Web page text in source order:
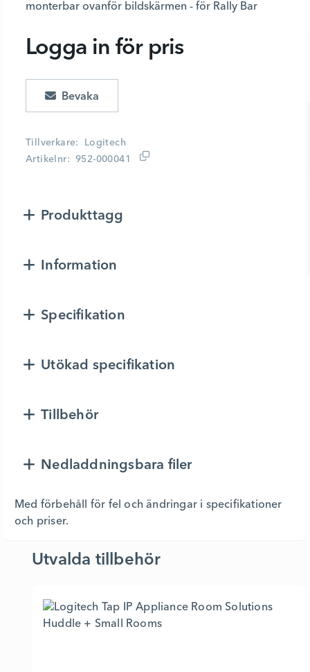
monterbar ovanför bildskärmen - för Rally Bar
Tillverkare
Logitech
Artikelnr
952-000041
Logga in för pris
Produkttagg
Information
Specifikation
Utökad specifikation
Tillbehör
Nedladdningsbara filer
Med förbehåll för fel och ändringar i specifikationer
och priser.
Utvalda tillbehör